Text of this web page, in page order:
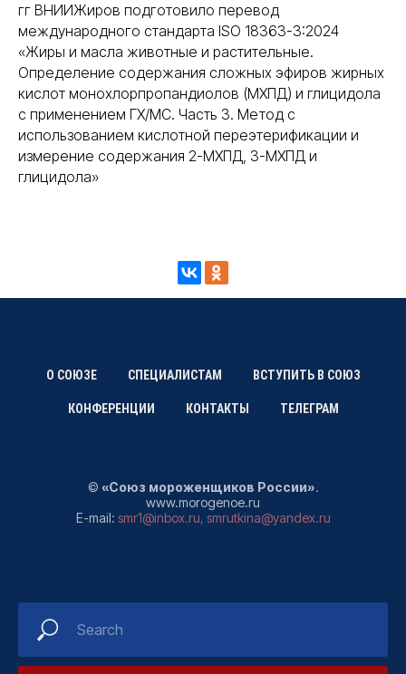
гг ВНИИЖиров подготовило перевод
международного стандарта ISO 18363-3:2024
«Жиры и масла животные и растительные.
Определение содержания сложных эфиров жирных
кислот монохлорпропандиолов (МХПД) и глицидола
с применением ГХ/МС. Часть 3. Метод с
использованием кислотной переэтерификации и
измерение содержания 2-МХПД, 3-МХПД и
глицидола»
О СОЮЗЕ СПЕЦИАЛИСТАМ ВСТУПИТЬ В СОЮЗ
КОНФЕРЕНЦИИ КОНТАКТЫ ТЕЛЕГРАМ
© «Союз мороженщиков России».
www.morogenoe.ru
E-mail: smr1@inbox.ru, smrutkina@yandex.ru